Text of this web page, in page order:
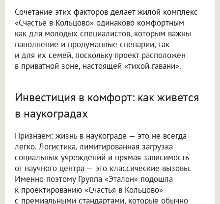
Сочетание этих факторов делает жилой комплекс
«Счастье в Кольцово» одинаково комфортным
как для молодых специалистов, которым важны
наполнение и продуманные сценарии, так
и для их семей, поскольку проект расположен
в приватной зоне, настоящей «тихой гавани».
Инвестиция в комфорт: как живется
в наукоградах
Признаем: жизнь в наукограде — это не всегда
легко. Логистика, лимитированная загрузка
социальных учреждений и прямая зависимость
от научного центра — это классические вызовы.
Именно поэтому Группа «Эталон» подошла
к проектированию «Счастья в Кольцово»
с премиальными стандартами, которые обычно